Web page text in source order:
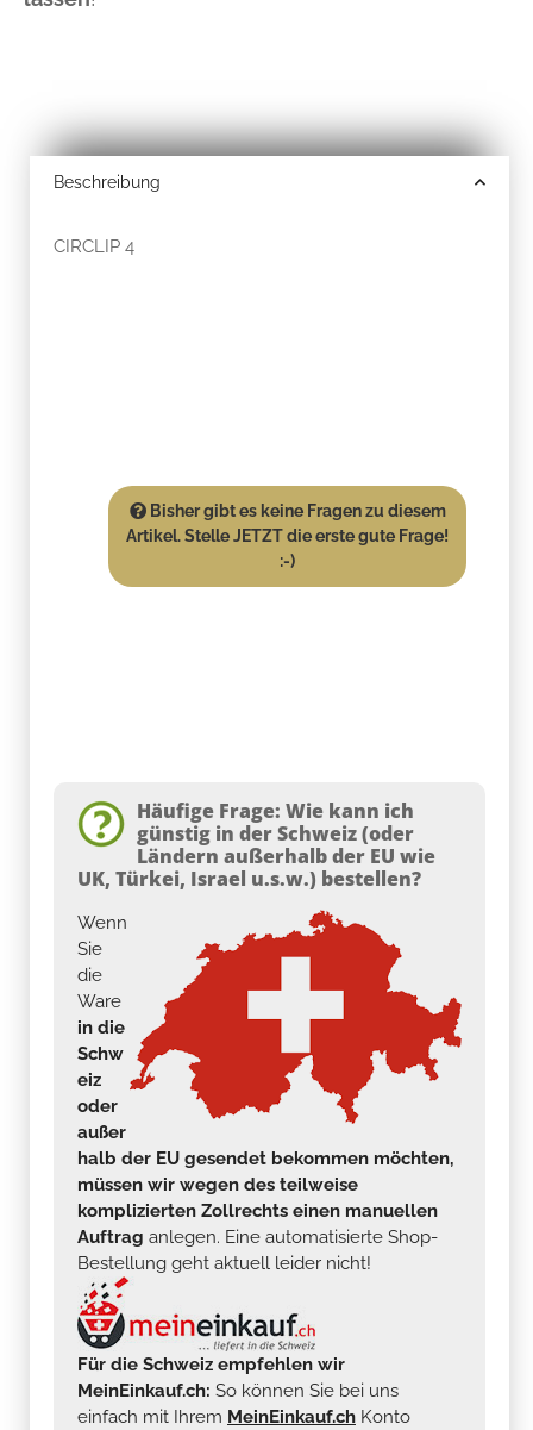
Beschreibung
CIRCLIP 4
Bisher gibt es keine Fragen zu diesem
Artikel. Stelle JETZT die erste gute Frage!
:-)
Häufige Frage: Wie kann ich
günstig in der Schweiz (oder
Ländern außerhalb der EU wie
UK, Türkei, Israel u.s.w.) bestellen?
Wenn
Sie
die
Ware
in die
Schw
eiz
oder
außer
halb der EU gesendet bekommen möchten,
müssen wir wegen des teilweise
komplizierten Zollrechts einen manuellen
Auftrag anlegen. Eine automatisierte Shop-
Bestellung geht aktuell leider nicht!
Für die Schweiz empfehlen wir
MeinEinkauf.ch: So können Sie bei uns
einfach mit Ihrem MeinEinkauf.ch Konto